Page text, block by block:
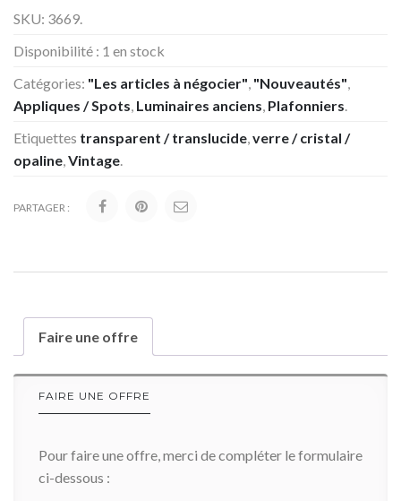
SKU: 3669.
Disponibilité : 1 en stock
Catégories: "Les articles à négocier", "Nouveautés",
Appliques / Spots, Luminaires anciens, Plafonniers.
Etiquettes transparent / translucide,verre / cristal /
opaline,Vintage.
PARTAGER :
Faire une offre
FAIRE UNE OFFRE
Pour faire une offre, merci de compléter le formulaire
ci-dessous :